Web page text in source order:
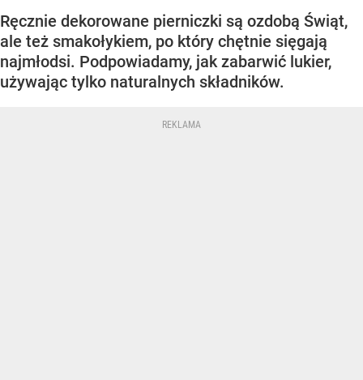
Ręcznie dekorowane pierniczki są ozdobą Świąt,
ale też smakołykiem, po który chętnie sięgają
najmłodsi. Podpowiadamy, jak zabarwić lukier,
używając tylko naturalnych składników.